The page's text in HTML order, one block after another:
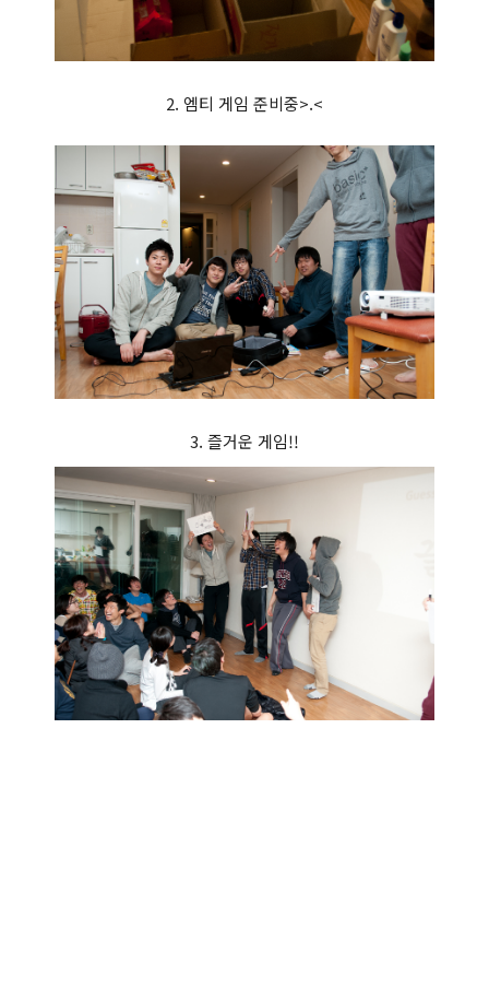
2. 엠티 게임 준비중>.<
3. 즐거운 게임!!